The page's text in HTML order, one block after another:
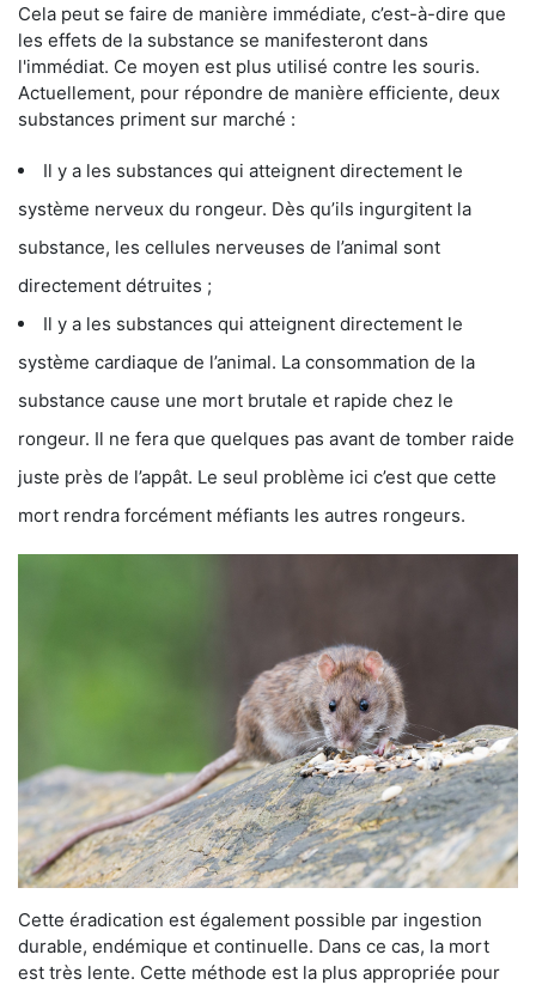
Cela peut se faire de manière immédiate, c’est-à-dire que
les effets de la substance se manifesteront dans
l'immédiat. Ce moyen est plus utilisé contre les souris.
Actuellement, pour répondre de manière efficiente, deux
substances priment sur marché :
Il y a les substances qui atteignent directement le
système nerveux du rongeur. Dès qu’ils ingurgitent la
substance, les cellules nerveuses de l’animal sont
directement détruites ;
Il y a les substances qui atteignent directement le
système cardiaque de l’animal. La consommation de la
substance cause une mort brutale et rapide chez le
rongeur. Il ne fera que quelques pas avant de tomber raide
juste près de l’appât. Le seul problème ici c’est que cette
mort rendra forcément méfiants les autres rongeurs.
Cette éradication est également possible par ingestion
durable, endémique et continuelle. Dans ce cas, la mort
est très lente. Cette méthode est la plus appropriée pour